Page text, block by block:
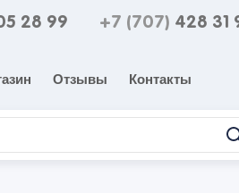
28 99 +7 (707) 428 31
Отзывы Контакты